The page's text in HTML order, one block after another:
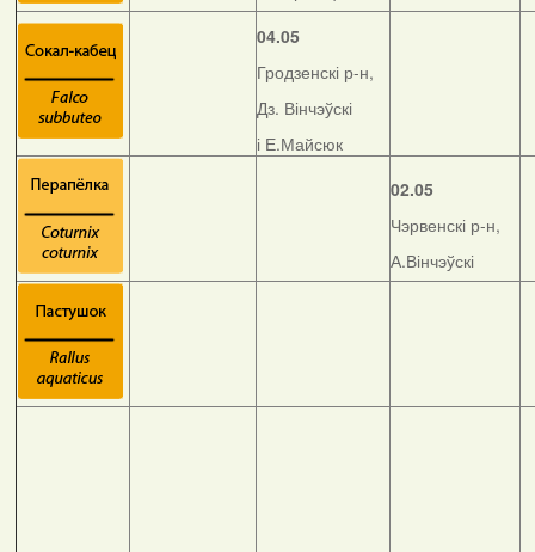
04.05
Гродзенскі р-н,
Дз. Вінчэўскі
і Е.Майсюк
02.05
Чэрвенскі р-н,
А.Вінчэўскі